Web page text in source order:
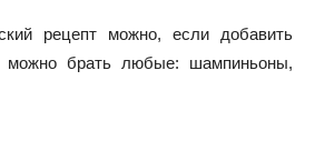
рецепт можно, если добавить
можно брать любые: шампиньоны,